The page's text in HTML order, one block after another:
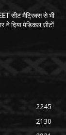
सीट मैट्रिक्स से भी
ने दिया मेडिकल सीटों
2245
2130